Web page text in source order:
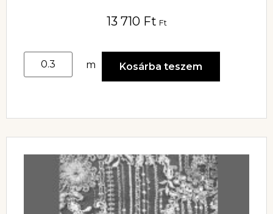
13 710 Ft Ft
m Kosárba teszem